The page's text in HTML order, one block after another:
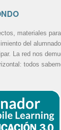
materiales
del
La red nos
todos